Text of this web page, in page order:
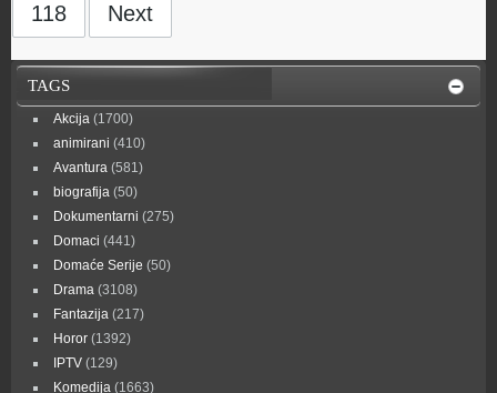
118 Next
TAGS
Akcija (1700)
animirani (410)
Avantura (581)
biografija (50)
Dokumentarni (275)
Domaci (441)
Domaće Serije (50)
Drama (3108)
Fantazija (217)
Horor (1392)
IPTV (129)
Komedija (1663)